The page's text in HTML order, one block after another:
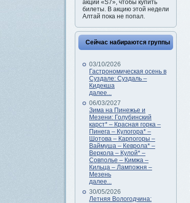
акции «S7», чтобы купить
билеты. В акцию этой недели
Алтай пока не попал.
Сейчас набираются группы
03/10/2026
Гастрономическая осень в
Суздале: Суздаль –
Кидекша
далее...
06/03/2027
Зима на Пинежье и
Мезени: Голубинский
карст* – Красная горка –
Пинега – Кулогора* –
Шотова – Карпогоры –
Ваймуша – Кеврола* –
Веркола – Кулой* –
Совполье – Кимжа –
Кильца – Лампожня –
Мезень
далее...
30/05/2026
Летняя Вологодчина: